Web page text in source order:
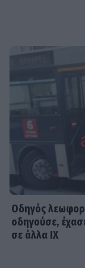
Οδηγός
οδηγούσε,
σε άλλα ΙΧ